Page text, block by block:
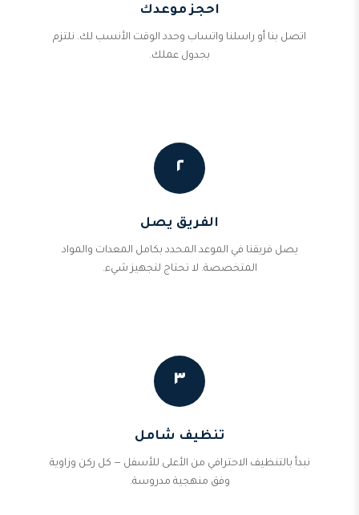
احجز موعدك
اتصل بنا أو راسلنا واتساب وحدد الوقت الأنسب لك. نلتزم
بجدول عملك.
٢
الفريق يصل
يصل فريقنا في الموعد المحدد بكامل المعدات والمواد
المتخصصة. لا تحتاج لتجهيز شيء.
٣
تنظيف شامل
نبدأ بالتنظيف الاحترافي من الأعلى للأسفل — كل ركن وزاوية
وفق منهجية مدروسة.